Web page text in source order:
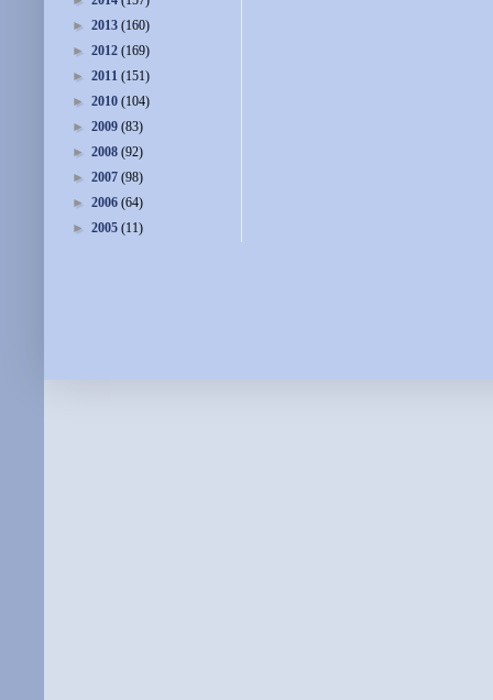
► 2013 (160)
► 2012 (169)
► 2011 (151)
► 2010 (104)
► 2009 (83)
► 2008 (92)
► 2007 (98)
► 2006 (64)
► 2005 (11)